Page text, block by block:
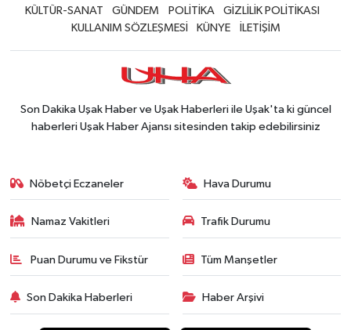
KÜLTÜR-SANAT
GÜNDEM POLİTİKA
GİZLİLİK POLİTİKASI
KULLANIM SÖZLEŞMESİ
KÜNYE İLETİŞİM
Son Dakika Uşak Haber ve Uşak Haberleri ile Uşak'ta ki güncel
haberleri Uşak Haber Ajansı sitesinden takip edebilirsiniz
Nöbetçi Eczaneler Hava Durumu
Namaz Vakitleri Trafik Durumu
Puan Durumu ve Fikstür Tüm Manşetler
Son Dakika Haberleri Haber Arşivi